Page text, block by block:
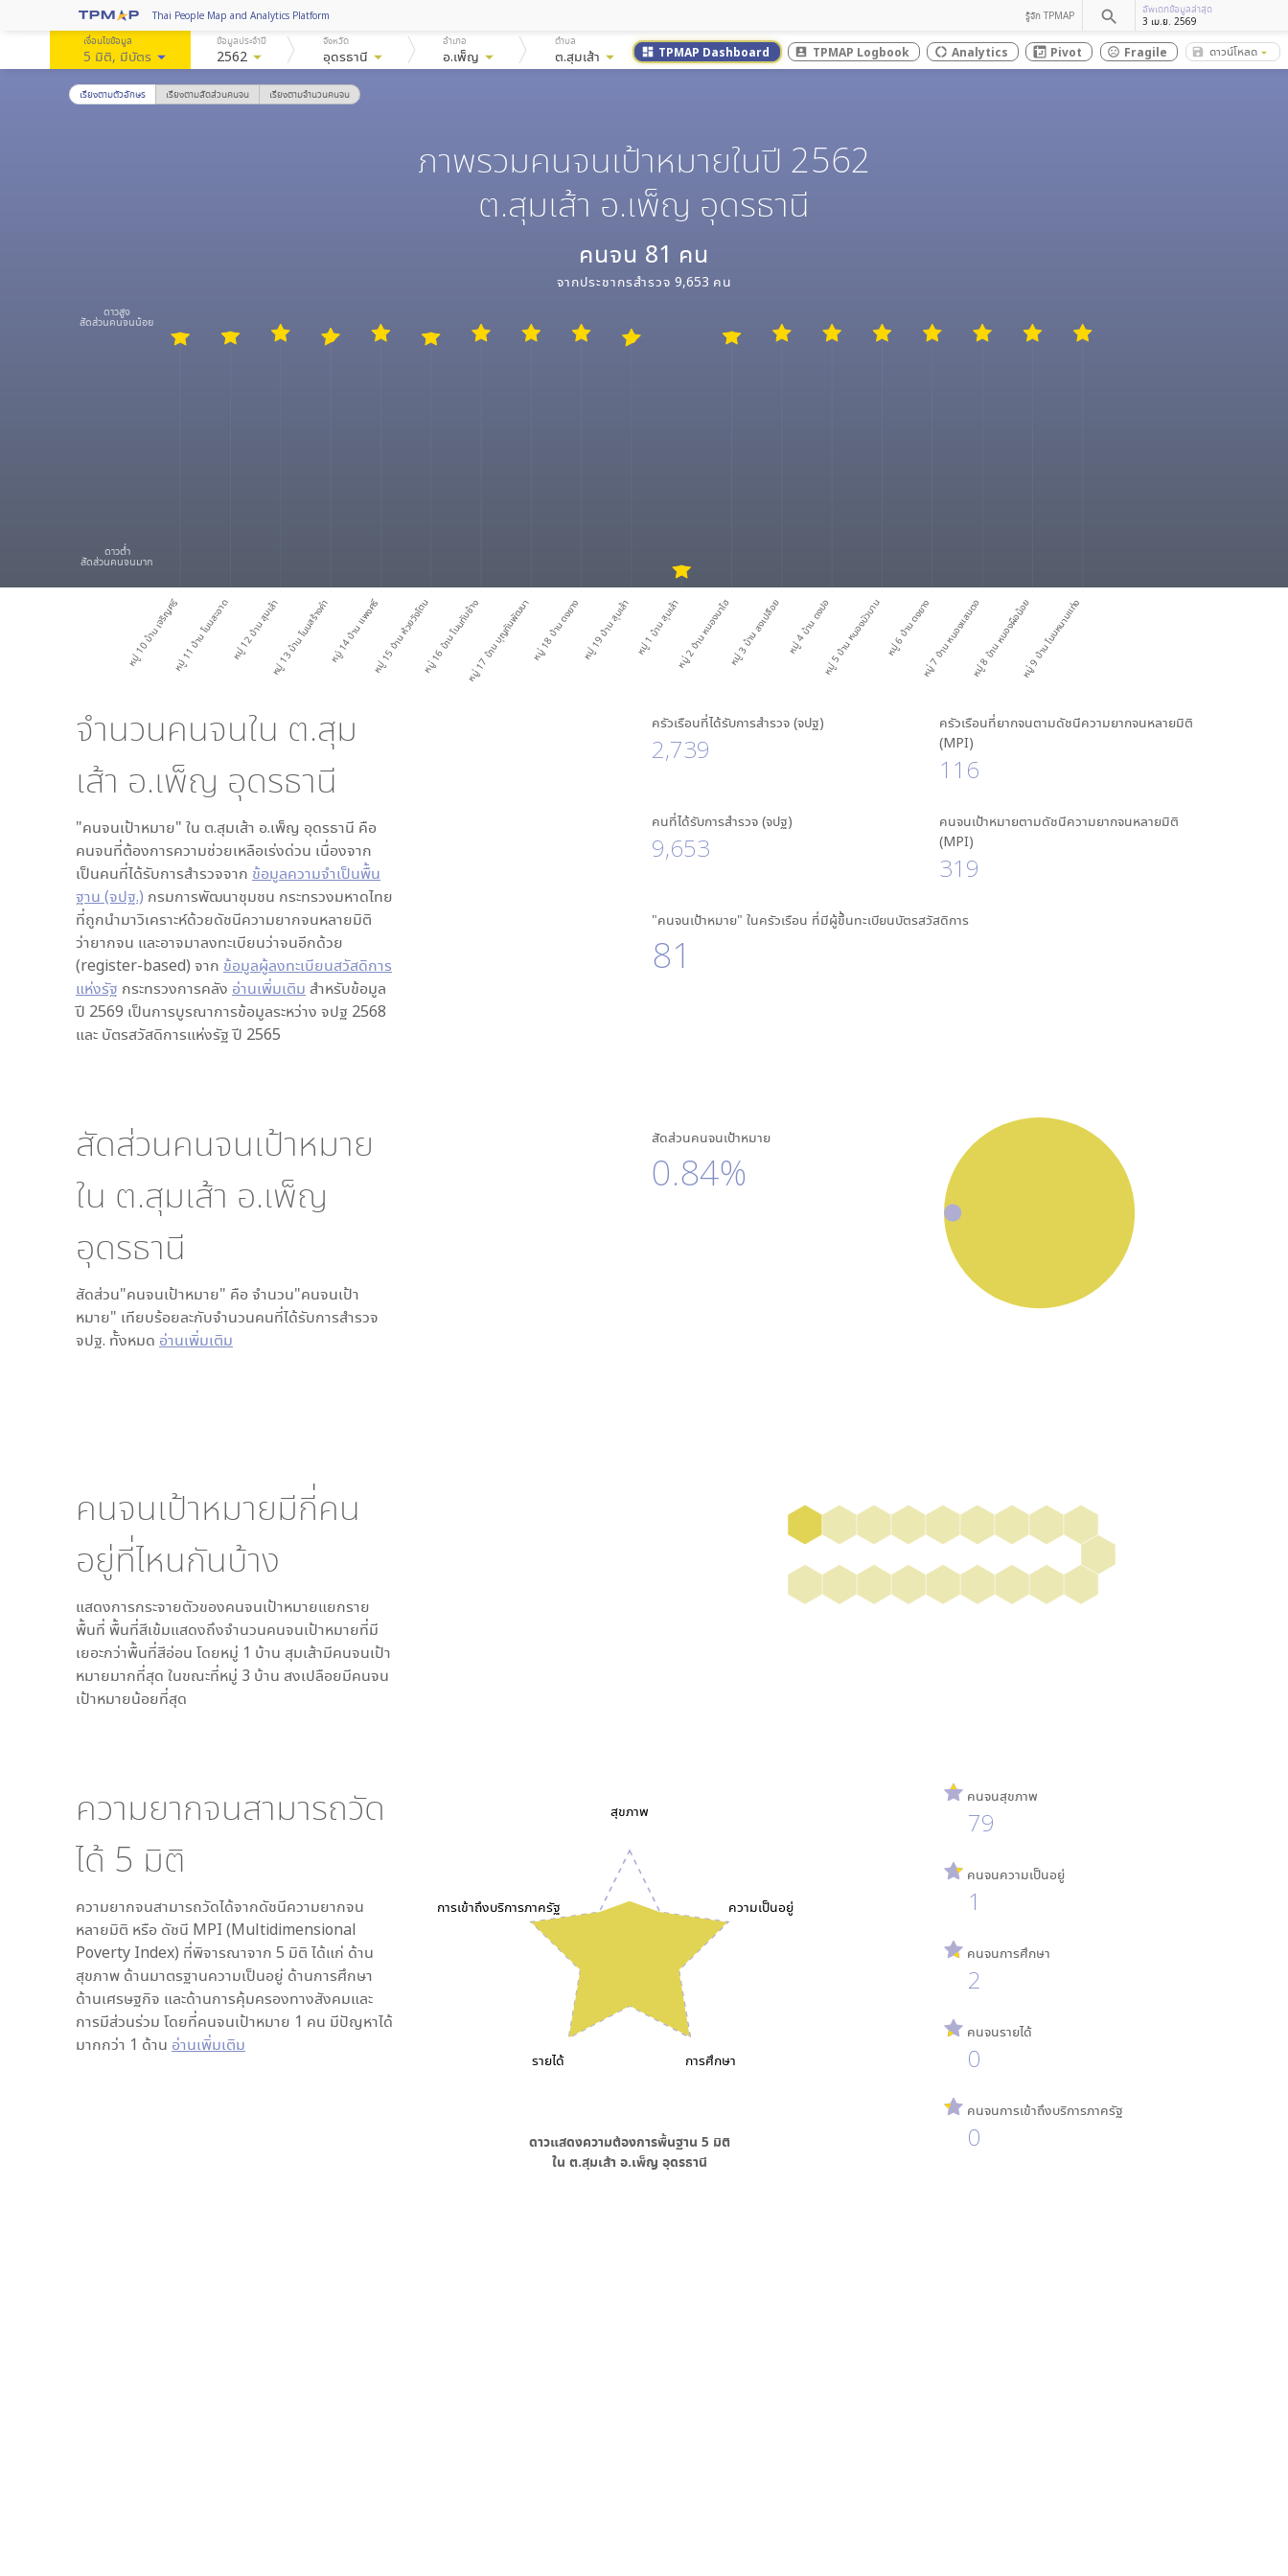
Thai People Map and Analytics Platform รู้จัก TPMAP search
อัพเดทข้อมูลล่าสุด
3 เม.ย. 2569
เงื่อนไขข้อมูล
5 มิติ, มีบัตรarrow_drop_down
ข้อมูลประจำปี
2562 arrow_drop_down
จังหวัด
อุดรธานี arrow_drop_down
อำเภอ
อ.เพ็ญ arrow_drop_down
ตำบล
ต.สุมเส้า arrow_drop_down dashboard TPMAP Dashboard account_box TPMAP Logbook donut_large Analytics Pivot sentiment_dissatisfied Fragile save_alt
ดาวน์โหลดarrow_drop_down
เรียงตามตัวอักษร เรียงตามสัดส่วนคนจน เรียงตามจำนวนคนจน
ภาพรวมคนจนเป้าหมายในปี 2562
ต.สุมเส้า อ.เพ็ญ อุดรธานี
คนจน 81 คน
จากประชากรสำรวจ 9,653 คน
หมู่ 10 บ้าน เจริญศรีหมู่ 11 บ้าน โนนสะอาดหมู่ 12 บ้าน สุมเส้าหมู่ 13 บ้าน โนนสร้างคำ หมู่ 14 บ้าน แพงศรีหมู่ 15 บ้าน ห้วยวังโตนหมู่ 16 บ้าน โนนทับช้างหมู่ 17 บ้าน บุญทันพัฒนาหมู่ 18 บ้าน ดงยางหมู่ 19 บ้าน สุมเส้า หมู่ 1 บ้าน สุมเส้าหมู่ 2 บ้าน หนองนาไฮหมู่ 3 บ้าน สงเปลือย หมู่ 4 บ้าน ดงปอหมู่ 5 บ้าน หนองบัวบาน หมู่ 6 บ้าน ดงยางหมู่ 7 บ้าน หนองแสนตอหมู่ 8 บ้าน หนองผือน้อยหมู่ 9 บ้าน โนนหนามแท่ง
ดาวสูง
สัดส่วนคนจนน้อย
ดาวต่ำ
สัดส่วนคนจนมาก
จำนวนคนจนใน ต.สุม
เส้า อ.เพ็ญ อุดรธานี
"คนจนเป้าหมาย" ใน ต.สุมเส้า อ.เพ็ญ อุดรธานี คือ
คนจนที่ต้องการความช่วยเหลือเร่งด่วน เนื่องจาก
เป็นคนที่ได้รับการสำรวจจาก ข้อมูลความจำเป็นพื้น
ฐาน (จปฐ.) กรมการพัฒนาชุมชน กระทรวงมหาดไทย
ที่ถูกนำมาวิเคราะห์ด้วยดัชนีความยากจนหลายมิติ
ว่ายากจน และอาจมาลงทะเบียนว่าจนอีกด้วย
(register-based) จาก ข้อมูลผู้ลงทะเบียนสวัสดิการ
แห่งรัฐ กระทรวงการคลัง อ่านเพิ่มเติม สำหรับข้อมูล
ปี 2569 เป็นการบูรณาการข้อมูลระหว่าง จปฐ 2568
และ บัตรสวัสดิการแห่งรัฐ ปี 2565
ครัวเรือนที่ได้รับการสำรวจ (จปฐ)
2,739
ครัวเรือนที่ยากจนตามดัชนีความยากจนหลายมิติ
(MPI)
116
คนที่ได้รับการสำรวจ (จปฐ)
9,653
คนจนเป้าหมายตามดัชนีความยากจนหลายมิติ
(MPI)
319
"คนจนเป้าหมาย" ในครัวเรือน ที่มีผู้ขึ้นทะเบียนบัตรสวัสดิการ
81
สัดส่วนคนจนเป้าหมาย
ใน ต.สุมเส้า อ.เพ็ญ
อุดรธานี
สัดส่วน"คนจนเป้าหมาย" คือ จำนวน"คนจนเป้า
หมาย" เทียบร้อยละกับจำนวนคนที่ได้รับการสำรวจ
จปฐ. ทั้งหมด อ่านเพิ่มเติม
สัดส่วนคนจนเป้าหมาย
0.84%
คนจนเป้าหมายมีกี่คน
อยู่ที่ไหนกันบ้าง
แสดงการกระจายตัวของคนจนเป้าหมายแยกราย
พื้นที่ พื้นที่สีเข้มแสดงถึงจำนวนคนจนเป้าหมายที่มี
เยอะกว่าพื้นที่สีอ่อน โดยหมู่ 1 บ้าน สุมเส้ามีคนจนเป้า
หมายมากที่สุด ในขณะที่หมู่ 3 บ้าน สงเปลือยมีคนจน
เป้าหมายน้อยที่สุด
ความยากจนสามารถวัด
ได้ 5 มิติ
ความยากจนสามารถวัดได้จากดัชนีความยากจน
หลายมิติ หรือ ดัชนี MPI (Multidimensional
Poverty Index) ที่พิจารณาจาก 5 มิติ ได้แก่ ด้าน
สุขภาพ ด้านมาตรฐานความเป็นอยู่ ด้านการศึกษา
ด้านเศรษฐกิจ และด้านการคุ้มครองทางสังคมและ
การมีส่วนร่วม โดยที่คนจนเป้าหมาย 1 คน มีปัญหาได้
มากกว่า 1 ด้าน อ่านเพิ่มเติม
สุขภาพ
ความเป็นอยู่
การศึกษา
รายได้
การเข้าถึงบริการภาครัฐ
ดาวแสดงความต้องการพื้นฐาน 5 มิติ
ใน ต.สุมเส้า อ.เพ็ญ อุดรธานี
คนจนสุขภาพ
79
คนจนความเป็นอยู่
1
คนจนการศึกษา
2
คนจนรายได้
0
คนจนการเข้าถึงบริการภาครัฐ
0